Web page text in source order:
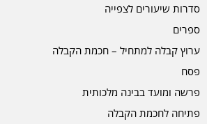
סדרות שיעורים לצפייה
ספרים
ערוץ קבלה למתחיל – חכמת הקבלה
פסח
פרשה ומועד בבינה מלכותית
פתיחה לחכמת הקבלה